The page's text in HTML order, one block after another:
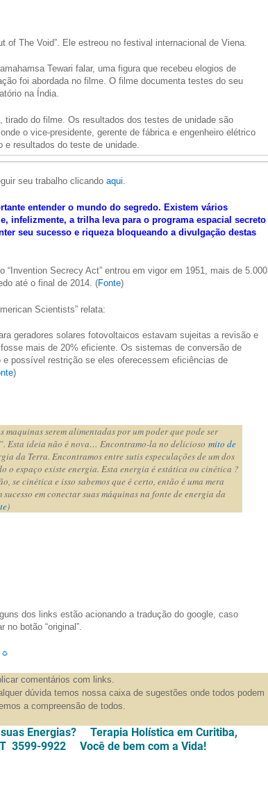
of The Void”. Ele estreou no festival internacional de Viena.
Tewari falar, uma figura que recebeu elogios de
foi abordada no filme. O filme documenta testes do seu
na Índia.
tirado do filme. Os resultados dos testes de unidade são
o vice-presidente, gerente de fábrica e engenheiro elétrico
resultados do teste de unidade.
seu trabalho clicando aqui.
entender o mundo do segredo. Existem vários
infelizmente, a trilha leva para o programa espacial secreto
seu sucesso e riqueza bloqueando a divulgação destas
“Invention Secrecy Act” entrou em vigor em 1951, mais de 5.000
até o final de 2014. (Fonte)
Scientists” relata:
geradores solares fotovoltaicos estavam sujeitas a revisão e
mais de 20% eficiente. Os sistemas de conversão de
possível restrição se eles oferecessem eficiências de
)
maquinas serem alimentadas por um poder que pode ser
Esta ideia não é nova… Encontramo-la no delicioso mito de
da Terra. Encontramos entre sutis especulações de um dos
o espaço existe energia. Esta energia é estática ou cinética ?
se cinética e isso sabemos que é certo, então é uma mera
em conectar suas máquinas na fonte de energia da
)
dos links estão acionando a tradução do google, caso
botão “original”.
☼
comentários com links.
dúvida temos nossa caixa de sugestões onde todos podem
a compreensão de todos.
Energias? Terapia Holística em Curitiba,
3599-9922 Você de bem com a Vida!